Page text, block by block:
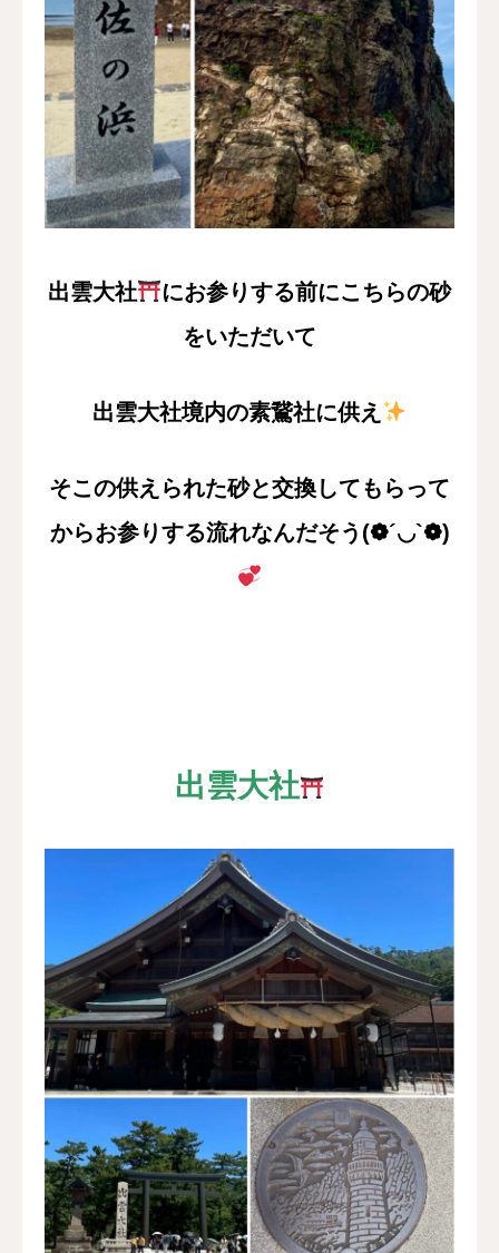
出雲大社
にお参りする前にこちらの砂
をいただいて
出雲大社境内の素鵞社に供え
そこの供えられた砂と交換してもらって
からお参りする流れなんだそう(❁´◡`❁)
出雲大社